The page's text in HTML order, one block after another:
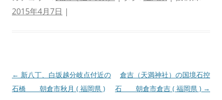
2015年4月7日 |
投
稿
← 新八丁、白坂越分岐点付近の
石橋 朝倉市秋月 ( 福岡県 )
倉吉（天満神社）の国境石控
石 朝倉市倉吉 ( 福岡県 ) →